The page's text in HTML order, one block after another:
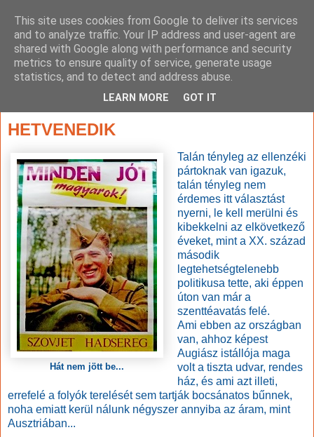
HETVENEDIK
Hát nem jött be...
Talán tényleg az ellenzéki
pártoknak van igazuk,
talán tényleg nem
érdemes itt választást
nyerni, le kell merülni és
kibekkelni az elkövetkező
éveket, mint a XX. század
második
legtehetségtelenebb
politikusa tette, aki éppen
úton van már a
szenttéavatás felé.
Ami ebben az országban
van, ahhoz képest
Augiász istállója maga
volt a tiszta udvar, rendes
ház, és ami azt illeti,
errefelé a folyók terelését sem tartják bocsánatos bűnnek,
noha emiatt kerül nálunk négyszer annyiba az áram, mint
Ausztriában...
This site uses cookies from Google to deliver its services
and to analyze traffic. Your IP address and user-agent are
shared with Google along with performance and security
metrics to ensure quality of service, generate usage
statistics, and to detect and address abuse.
LEARN MORE GOT IT